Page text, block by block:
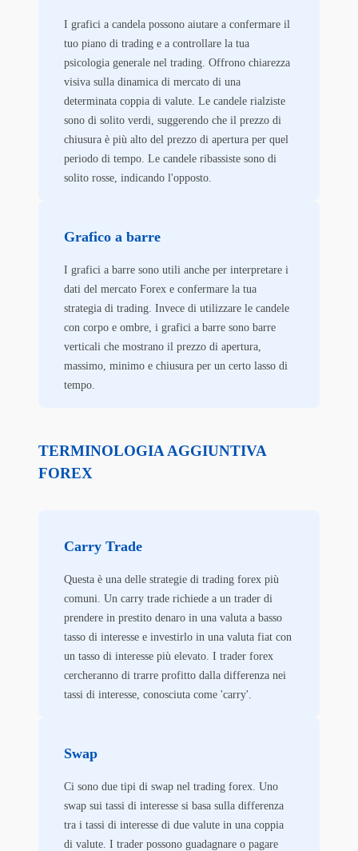
I grafici a candela possono aiutare a confermare il
tuo piano di trading e a controllare la tua
psicologia generale nel trading. Offrono chiarezza
visiva sulla dinamica di mercato di una
determinata coppia di valute. Le candele rialziste
sono di solito verdi, suggerendo che il prezzo di
chiusura è più alto del prezzo di apertura per quel
periodo di tempo. Le candele ribassiste sono di
solito rosse, indicando l'opposto.
Grafico a barre
I grafici a barre sono utili anche per interpretare i
dati del mercato Forex e confermare la tua
strategia di trading. Invece di utilizzare le candele
con corpo e ombre, i grafici a barre sono barre
verticali che mostrano il prezzo di apertura,
massimo, minimo e chiusura per un certo lasso di
tempo.
TERMINOLOGIA AGGIUNTIVA
FOREX
Carry Trade
Questa è una delle strategie di trading forex più
comuni. Un carry trade richiede a un trader di
prendere in prestito denaro in una valuta a basso
tasso di interesse e investirlo in una valuta fiat con
un tasso di interesse più elevato. I trader forex
cercheranno di trarre profitto dalla differenza nei
tassi di interesse, conosciuta come 'carry'.
Swap
Ci sono due tipi di swap nel trading forex. Uno
swap sui tassi di interesse si basa sulla differenza
tra i tassi di interesse di due valute in una coppia
di valute. I trader possono guadagnare o pagare